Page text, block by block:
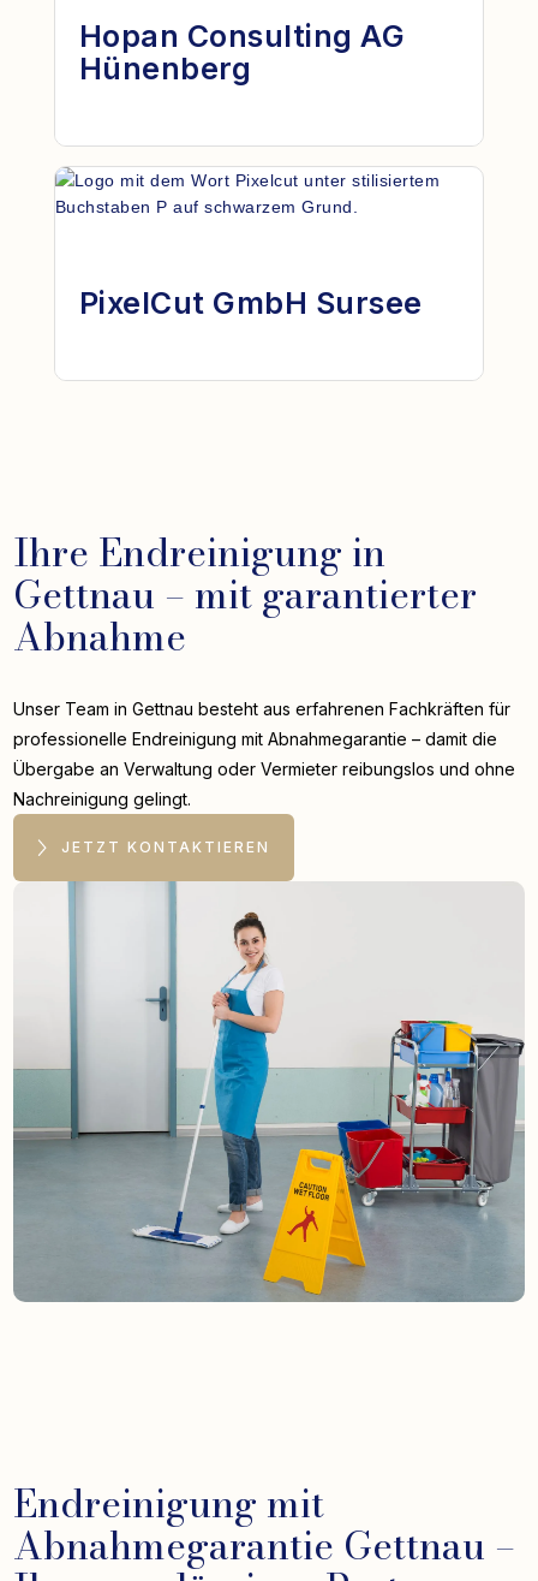
Hopan Consulting AG
Hünenberg
PixelCut GmbH Sursee
Ihre Endreinigung in
Gettnau – mit garantierter
Abnahme
Unser Team in Gettnau besteht aus erfahrenen Fachkräften für
professionelle Endreinigung mit Abnahmegarantie – damit die
Übergabe an Verwaltung oder Vermieter reibungslos und ohne
Nachreinigung gelingt.
JETZT KONTAKTIEREN
Endreinigung mit
Abnahmegarantie Gettnau –